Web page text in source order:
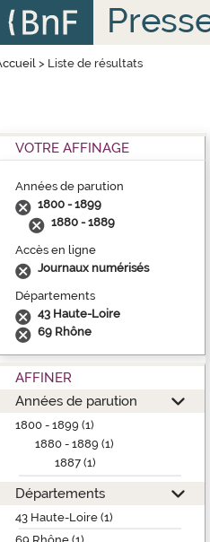
> Liste de résultats
VOTRE AFFINAGE
Années de parution
1800 - 1899
1880 - 1889
Accès en ligne
Journaux numérisés
Départements
43 Haute-Loire
69 Rhône
AFFINER
Années de parution
1800 - 1899 (1)
1880 - 1889 (1)
1887 (1)
Départements
43 Haute-Loire (1)
des cookies